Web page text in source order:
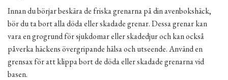
Innan du börjar beskära de friska grenarna på din avenbokshäck,
bör du ta bort alla döda eller skadade grenar. Dessa grenar kan
vara en grogrund för sjukdomar eller skadedjur och kan också
påverka häckens övergripande hälsa och utseende. Använd en
grensax för att klippa bort de döda eller skadade grenarna vid
basen.